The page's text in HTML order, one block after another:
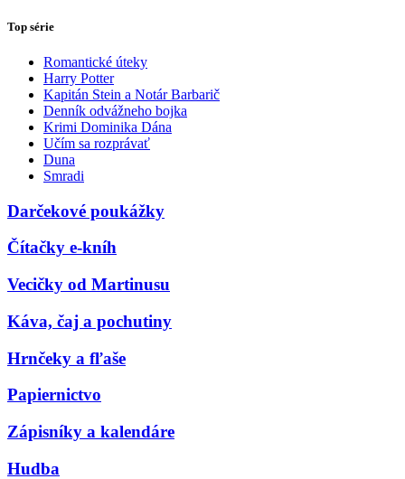
Top série
Romantické úteky
Harry Potter
Kapitán Stein a Notár Barbarič
Denník odvážneho bojka
Krimi Dominika Dána
Učím sa rozprávať
Duna
Smradi
Darčekové poukážky
Čítačky e-kníh
Vecičky od Martinusu
Káva, čaj a pochutiny
Hrnčeky a fľaše
Papiernictvo
Zápisníky a kalendáre
Hudba